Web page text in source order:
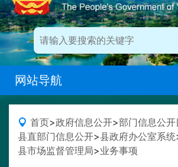
网站导航
首页>政府信息公开>部门信息公开
县直部门信息公开>县政府办公室系统
县市场监督管理局>业务事项